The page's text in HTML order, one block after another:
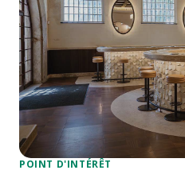
POINT D'INTÉRÊT